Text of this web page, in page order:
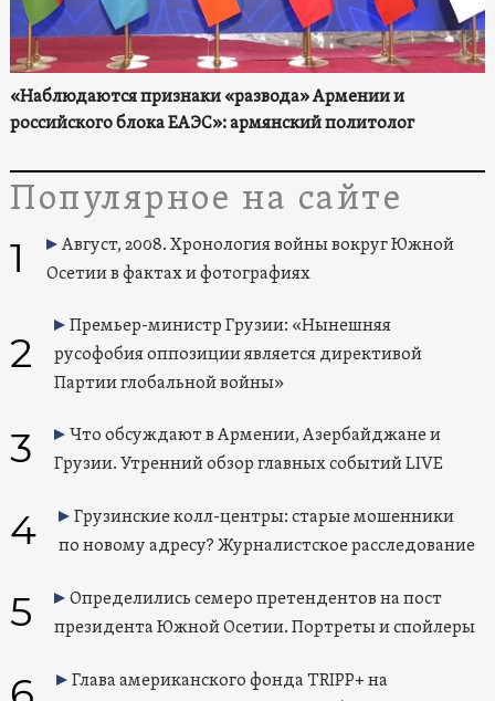
«Наблюдаются признаки «развода» Армении и
российского блока ЕАЭС»: армянский политолог
Популярное на сайте
1
Август, 2008. Хронология войны вокруг Южной
Осетии в фактах и фотографиях
2
Премьер-министр Грузии: «Нынешняя
русофобия оппозиции является директивой
Партии глобальной войны»
3
Что обсуждают в Армении, Азербайджане и
Грузии. Утренний обзор главных событий LIVE
4
Грузинские колл-центры: старые мошенники
по новому адресу? Журналистское расследование
5
Определились семеро претендентов на пост
президента Южной Осетии. Портреты и спойлеры
Глава американского фонда TRIPP+ на